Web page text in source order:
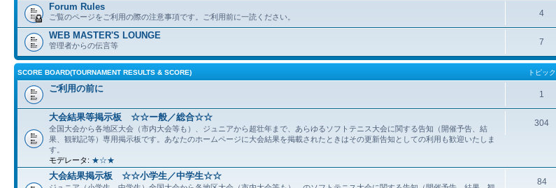
Forum Rules
ご覧のページをご利用の際の注意事項です。ご利用前に一読ください。 4
WEB MASTER'S LOUNGE
管理者からの伝言等 7
SCORE BOARD(TOURNAMENT RESULTS & SCORE) トピック
ご利用の前に
1
大会結果等掲示板 ☆☆ー般／総合☆☆
全国大会から各地区大会（市内大会等も）、ジュニアから超壮年まで、あらゆるソフトテニス大会に関する告知（開催予告、結
果、観戦記等）専用掲示板です。あなたのホームページに大会結果を掲載されたときはその更新告知としての利用も歓迎いたしま
す。
モデレータ: ★☆★
304
大会結果掲示板 ☆☆小学生／中学生☆☆
84